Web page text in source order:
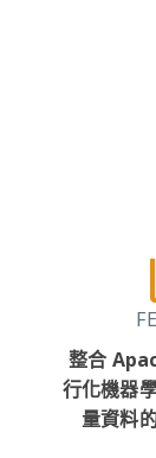
整合
行化機器
量資料